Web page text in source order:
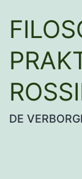
naar
inhoud
DE